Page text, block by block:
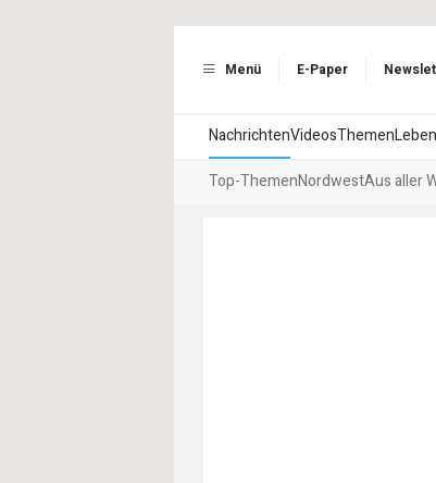
Menü E-Paper
NachrichtenVideosThemen
Top-ThemenNordwestAus aller